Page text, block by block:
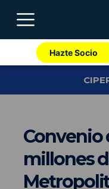
Hazte Socio
Convenio
millones